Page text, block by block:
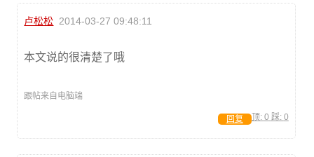
卢松松 2014-03-27 09:48:11
本文说的很清楚了哦
跟帖来自电脑端
顶: 0 踩: 0
回复